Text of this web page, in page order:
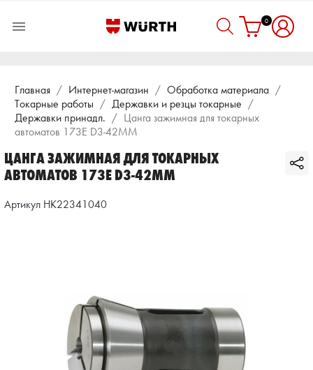
 0
Главная Интернет-магазин
Обработка материала
Токарные работы
Державки и резцы токарные
Державки принадл.
Цанга зажимная для токарных
автоматов 173Е D3-42ММ
ЦАНГА ЗАЖИМНАЯ ДЛЯ ТОКАРНЫХ
АВТОМАТОВ 173Е D3-42ММ
Артикул HK22341040